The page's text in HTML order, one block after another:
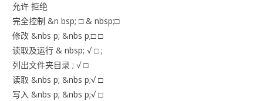
允许 拒绝
完全控制 &n bsp; □ & nbsp;□
修改 &nbs p; &nbs p;□ □
读取及运行 & nbsp; √ □ ;
列出文件夹目录 ; √ □
读取 &nbs p; &nbs p;√ □
写入 &nbs p; &nbs p;√ □